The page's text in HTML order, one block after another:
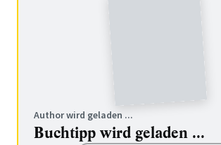
Author wird geladen ...
Buchtipp wird geladen ...